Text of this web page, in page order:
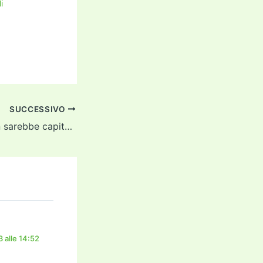
SUCCESSIVO
da noi (forse) non sarebbe capitato
alle 14:52